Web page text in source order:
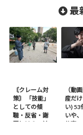
最
〘クレーム対
策〙 「技能」
としての傾
聴・反省・謝
罪とは？ – 前
（動
産だ
い) 53
いや
仕事